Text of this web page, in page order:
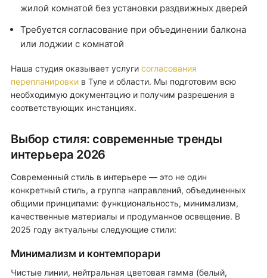
жилой комнатой без установки раздвижных дверей
Требуется согласование при объединении балкона
или лоджии с комнатой
Наша студия оказывает услуги согласования
перепланировки в Туле и области. Мы подготовим всю
необходимую документацию и получим разрешения в
соответствующих инстанциях.
Выбор стиля: современные тренды
интерьера 2026
Современный стиль в интерьере — это не один
конкретный стиль, а группа направлений, объединенных
общими принципами: функциональность, минимализм,
качественные материалы и продуманное освещение. В
2025 году актуальны следующие стили:
Минимализм и контемпорари
Чистые линии, нейтральная цветовая гамма (белый,